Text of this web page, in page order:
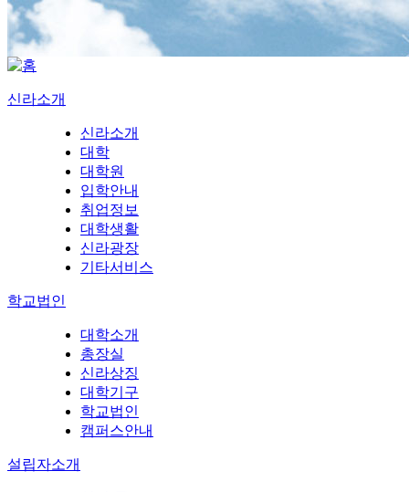
신라소개
신라소개
대학
대학원
입학안내
취업정보
대학생활
신라광장
기타서비스
학교법인
대학소개
총장실
신라상징
대학기구
학교법인
캠퍼스안내
설립자소개